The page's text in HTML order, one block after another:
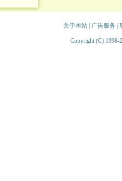
关于本站| 广告服务
Copyright (C) 1998-